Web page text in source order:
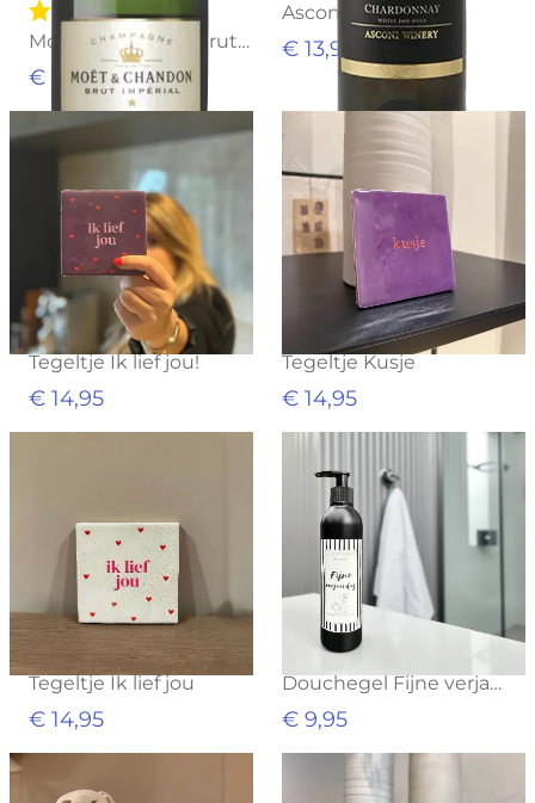
Moet & Chandon Brut Imperial
€ 69,95
Asconi Chardonnay
€ 13,95
Tegeltje Ik lief jou!
€ 14,95
Tegeltje Kusje
€ 14,95
Tegeltje Ik lief jou
€ 14,95
Douchegel Fijne verjaardag
€ 9,95